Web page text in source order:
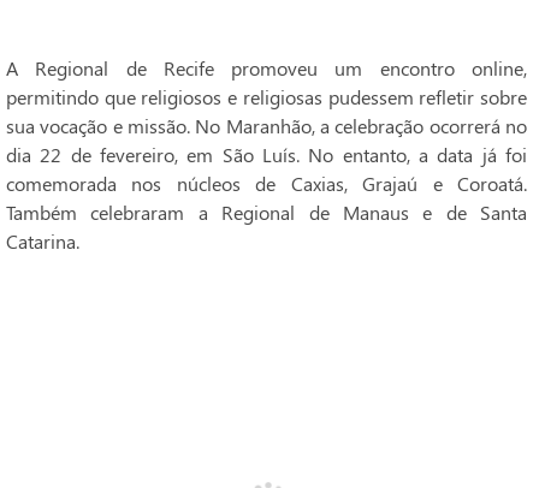
A Regional de Recife promoveu um encontro online,
permitindo que religiosos e religiosas pudessem refletir sobre
sua vocação e missão. No Maranhão, a celebração ocorrerá no
dia 22 de fevereiro, em São Luís. No entanto, a data já foi
comemorada nos núcleos de Caxias, Grajaú e Coroatá.
Também celebraram a Regional de Manaus e de Santa
Catarina.